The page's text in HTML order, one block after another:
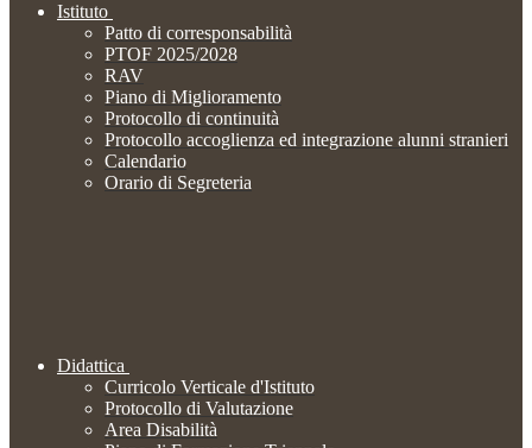
Istituto
Patto di corresponsabilità
PTOF 2025/2028
RAV
Piano di Miglioramento
Protocollo di continuità
Protocollo accoglienza ed integrazione alunni stranieri
Calendario
Orario di Segreteria
Didattica
Curricolo Verticale d'Istituto
Protocollo di Valutazione
Area Disabilità